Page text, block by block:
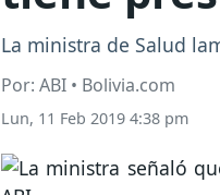
La ministra de Salud
Por: ABI • Bolivia.com
Lun, 11 Feb 2019 4:38 pm